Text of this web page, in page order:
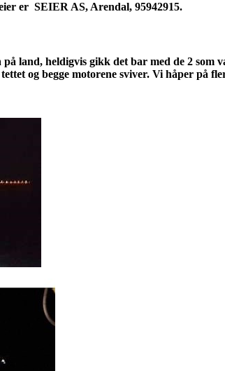
er SEIER AS, Arendal, 95942915.
land, heldigvis gikk det bar med de 2 som
og begge motorene sviver. Vi håper på